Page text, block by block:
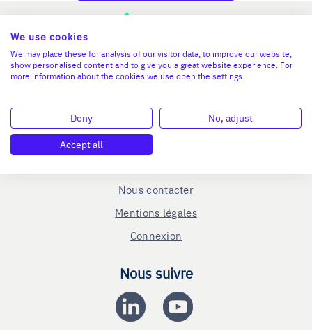
En savoir plus
Nous contacter
Mentions légales
Connexion
Nous suivre
We use cookies
We may place these for analysis of our visitor data, to improve our website,
show personalised content and to give you a great website experience. For
more information about the cookies we use open the settings.
Deny
No, adjust
Accept all